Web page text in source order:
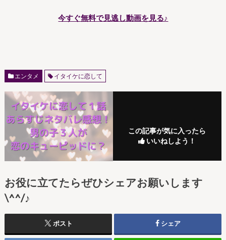
今すぐ無料で見逃し動画を見る♪
エンタメ イタイケに恋して
この記事が気に入ったら
いいねしよう！
お役に立てたらぜひシェアお願いします
\^^/♪
ポスト シェア